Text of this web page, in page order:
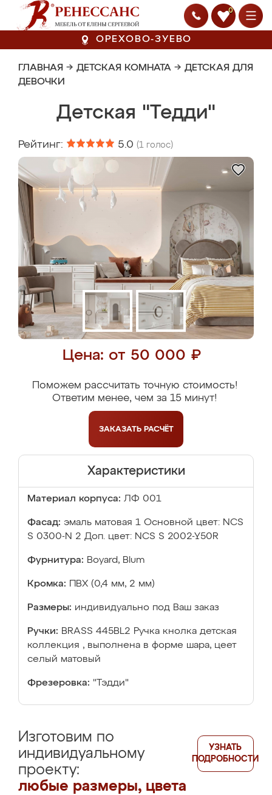
0
ОРЕХОВО-ЗУЕВО
ГЛАВНАЯ → ДЕТСКАЯ КОМНАТА → ДЕТСКАЯ ДЛЯ
ДЕВОЧКИ
Детская "Тедди"
Рейтинг: 5.0 (1 голос)
Цена: от 50 000 ₽
Поможем рассчитать точную стоимость!
Ответим менее, чем за 15 минут!
ЗАКАЗАТЬ РАСЧЁТ
Характеристики
Материал корпуса: ЛФ 001
Фасад: эмаль матовая 1 Основной цвет: NCS
S 0300-N 2 Доп. цвет: NCS S 2002-Y50R
Фурнитура: Boyard, Blum
Кромка: ПВХ (0,4 мм, 2 мм)
Размеры: индивидуально под Ваш заказ
Ручки: BRASS 445BL2 Ручка кнолка детская
коллекция , выполнена в форме шара, цеет
селый матовый
Фрезеровка: "Тэдди"
Изготовим по
индивидуальному
проекту:
любые размеры, цвета
УЗНАТЬ
ПОДРОБНОСТИ